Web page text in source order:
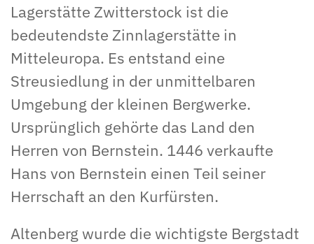
Lagerstätte Zwitterstock ist die
bedeutendste Zinnlagerstätte in
Mitteleuropa. Es entstand eine
Streusiedlung in der unmittelbaren
Umgebung der kleinen Bergwerke.
Ursprünglich gehörte das Land den
Herren von Bernstein. 1446 verkaufte
Hans von Bernstein einen Teil seiner
Herrschaft an den Kurfürsten.
Altenberg wurde die wichtigste Bergstadt